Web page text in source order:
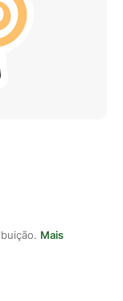
Mais